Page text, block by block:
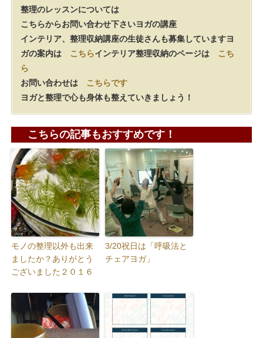
整理のレッスンについては
こちらからお問い合わせ下さいヨガの講座
インテリア、整理収納講座の生徒さんも募集していますヨ
ガの案内は こちらインテリア整理収納のページは こち
ら
お問い合わせは こちらです
ヨガと整理で心も身体も整えていきましょう！
こちらの記事もおすすめです！
モノの整理以外も出来
ましたか？ありがとう
ございました２０１６
3/20祝日は「呼吸法と
チェアヨガ」